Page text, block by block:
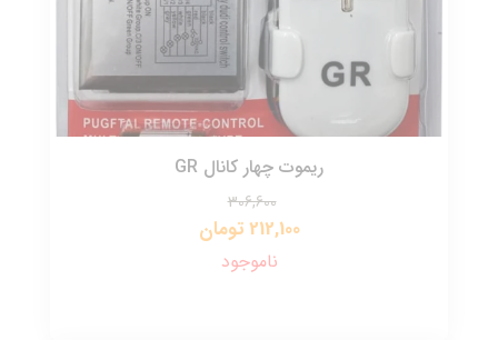
ریموت چهار کانال GR
306,600
212,100 تومان
ناموجود